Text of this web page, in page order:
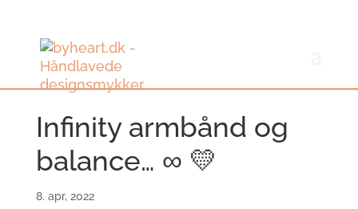
Infinity armbånd og
balance… ∞ 💛
8. apr, 2022